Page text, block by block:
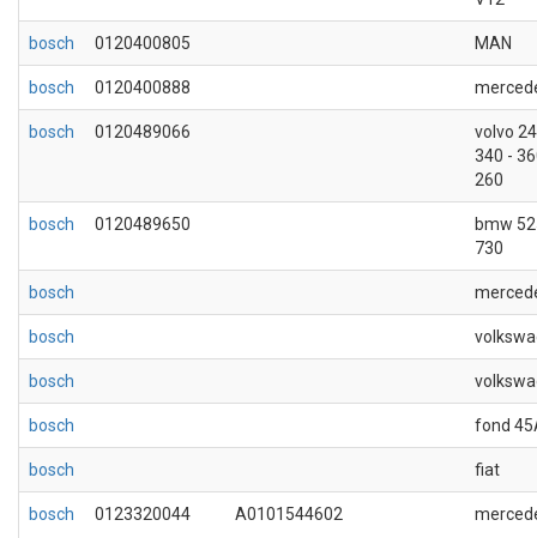
bosch 0120400805 MAN
bosch 0120400888
bosch 0120489066
volvo
340 -
260
bosch 0120489650
bmw
730
bosch
bosch
bosch
bosch fond
bosch fiat
bosch 0123320044 A0101544602